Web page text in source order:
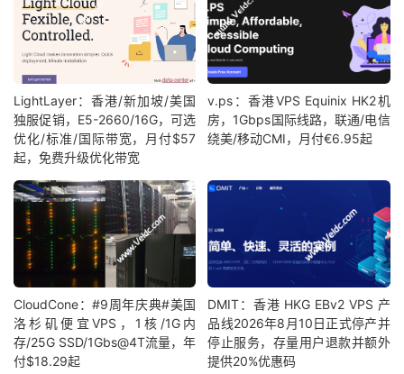
LightLayer：香港/新加坡/美国
独服促销，E5-2660/16G，可选
优化/标准/国际带宽，月付$57
起，免费升级优化带宽
v.ps：香港VPS Equinix HK2机
房，1Gbps国际线路，联通/电信
绕美/移动CMI，月付€6.95起
CloudCone：#9周年庆典#美国
洛杉矶便宜VPS，1核/1G内
存/25G SSD/1Gbs@4T流量，年
付$18.29起
DMIT：香港 HKG EBv2 VPS 产
品线2026年8月10日正式停产并
停止服务，存量用户退款并额外
提供20%优惠码